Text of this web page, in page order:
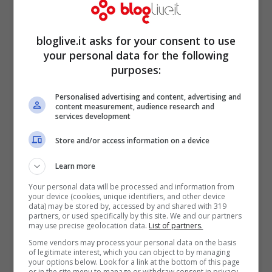
potere spirituale dell’Anticristo
Emerge unaforte condanna al relativismo
, descritto come un trascinarsi qua
e là, portato avanti da ogni vento di
dottrina. Oggi avere una chiara fede
basata sul credo della chiesa è spesso
Secondo Benedetto XVI stiamo costruendo
una dittatura del relativismo il cui obiettivo
ultimo consiste nell’assecondare il proprio
ego e i propri desideri. Contro questo
relativismo, ha osservato, sta Gesù Cristo.
bloglive.it asks for your consent to use
your personal data for the following
purposes:
Personalised advertising and content, advertising and
content measurement, audience research and
services development
Store and/or access information on a device
Learn more
Your personal data will be processed and information from
your device (cookies, unique identifiers, and other device
data) may be stored by, accessed by and shared with 319
partners, or used specifically by this site. We and our partners
may use precise geolocation data. List of partners.
Some vendors may process your personal data on the basis
of legitimate interest, which you can object to by managing
your options below. Look for a link at the bottom of this page